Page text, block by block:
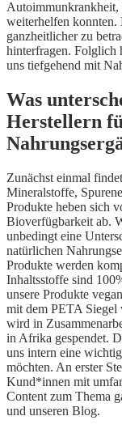
weiterhelfen konnten.
ganzheitlicher zu
hinterfragen. Folglich
uns tiefgehend mit
Was
Herstellern
Zunächst einmal
Mineralstoffe,
Produkte heben sich
Bioverfügbarkeit ab.
unbedingt eine
natürlichen
Produkte werden
Inhaltsstoffe sind
unsere Produkte
mit dem PETA Siegel
wird in
in Afrika gespendet.
uns intern eine
möchten. An erster
Kund*innen mit
Content zum Thema
und unseren Blog.